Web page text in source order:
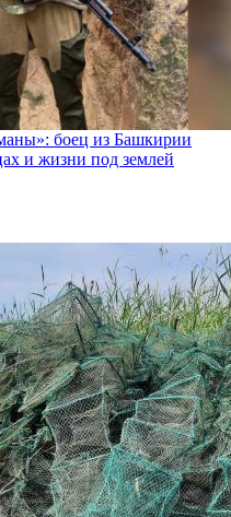
боец из Башкирии
и жизни под землей